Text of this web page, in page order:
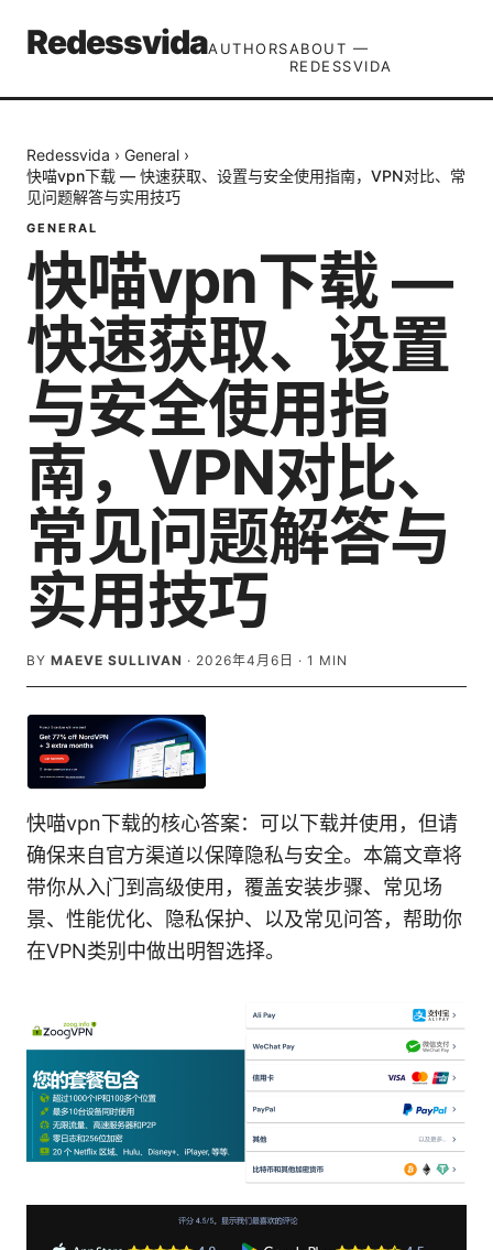
RedessvidaAUTHORSABOUT —
REDESSVIDA
Redessvida › General ›
快喵vpn下载 — 快速获取、设置与安全使用指南，VPN对比、常
见问题解答与实用技巧
GENERAL
快喵vpn下载 —
快速获取、设置
与安全使用指
南，VPN对比、
常见问题解答与
实用技巧
BY MAEVE SULLIVAN · 2026年4月6日 · 1 MIN
快喵vpn下载的核心答案：可以下载并使用，但请
确保来自官方渠道以保障隐私与安全。本篇文章将
带你从入门到高级使用，覆盖安装步骤、常见场
景、性能优化、隐私保护、以及常见问答，帮助你
在VPN类别中做出明智选择。